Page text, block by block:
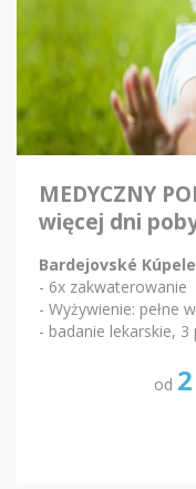
MEDYCZNY
więcej dni
Bardejovské Kúpele
- 6x zakwaterowanie
- Wyżywienie: pełne
- badanie lekarskie, 3
od